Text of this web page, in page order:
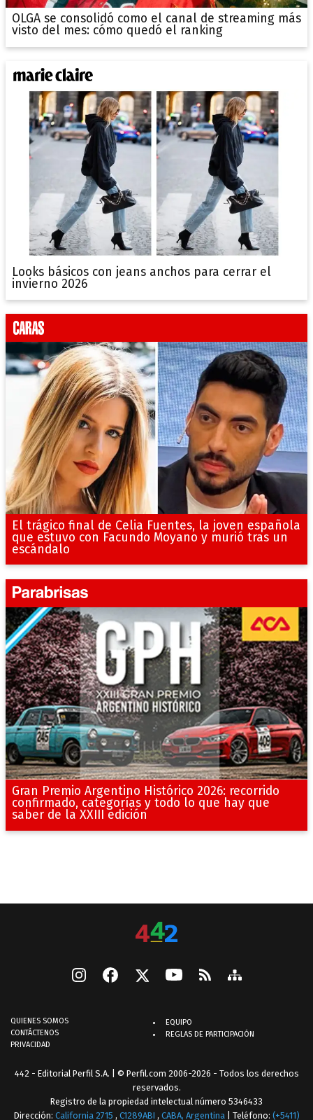
OLGA se consolidó como el canal de streaming más
visto del mes: cómo quedó el ranking
Looks básicos con jeans anchos para cerrar el
invierno 2026
El trágico final de Celia Fuentes, la joven española
que estuvo con Facundo Moyano y murió tras un
escándalo
Gran Premio Argentino Histórico 2026: recorrido
confirmado, categorías y todo lo que hay que
saber de la XXIII edición
QUIENES SOMOS
CONTÁCTENOS
PRIVACIDAD
EQUIPO
REGLAS DE PARTICIPACIÓN
442 - Editorial Perfil S.A. | © Perfil.com 2006-2026 - Todos los derechos
reservados.
Registro de la propiedad intelectual número 5346433
Dirección: California 2715 , C1289ABI , CABA, Argentina | Teléfono: (+5411)